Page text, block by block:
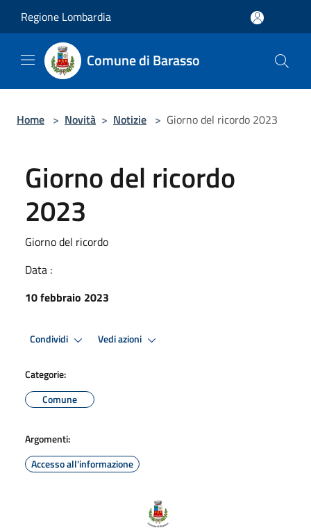
Regione Lombardia
Comune di Barasso
Home > Novità > Notizie > Giorno del ricordo 2023
Giorno del ricordo
2023
Giorno del ricordo
Data :
10 febbraio 2023
Condividi Vedi azioni
Categorie:
Comune
Argomenti:
Accesso all'informazione